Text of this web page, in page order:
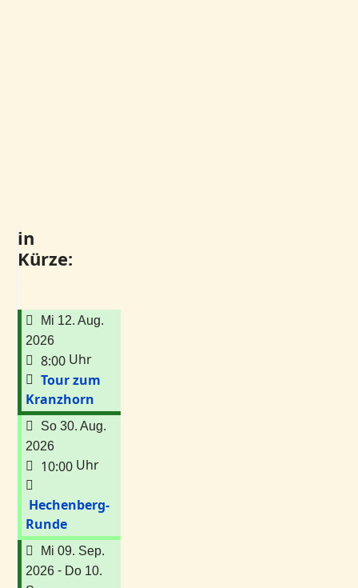
in
Kürze:
Mi 12. Aug.
2026
8:00 Uhr
Tour zum
Kranzhorn
So 30. Aug.
2026
10:00 Uhr
Hechenberg-
Runde
Mi 09. Sep.
2026 - Do 10.